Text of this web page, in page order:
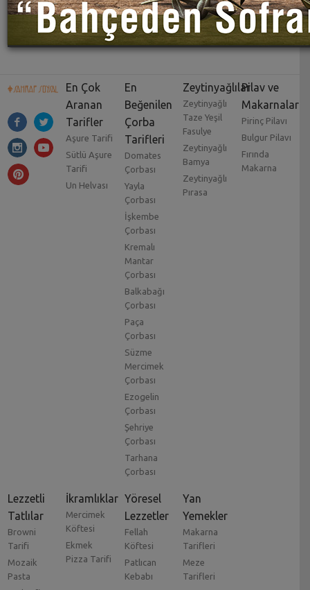
En Çok
Aranan
Tarifler
Aşure Tarifi
Sütlü Aşure
Tarifi
Un Helvası
En
Beğenilen
Çorba
Tarifleri
Domates
Çorbası
Yayla
Çorbası
İşkembe
Çorbası
Kremalı
Mantar
Çorbası
Balkabağı
Çorbası
Paça
Çorbası
Süzme
Mercimek
Çorbası
Ezogelin
Çorbası
Şehriye
Çorbası
Tarhana
Çorbası
Zeytinyağlılar
Zeytinyağlı
Taze Yeşil
Fasulye
Zeytinyağlı
Bamya
Zeytinyağlı
Pırasa
Pilav ve
Makarnalar
Pirinç Pilavı
Bulgur Pilavı
Fırında
Makarna
Lezzetli
Tatlılar
Browni
Tarifi
Mozaik
Pasta
İkramlıklar
Mercimek
Köftesi
Ekmek
Pizza Tarifi
Yöresel
Lezzetler
Fellah
Köftesi
Patlıcan
Kebabı
Yan
Yemekler
Makarna
Tarifleri
Meze
Tarifleri